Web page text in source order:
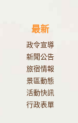
最新
政令宣導
新聞公告
旅宿情報
景區動態
活動快訊
行政表單